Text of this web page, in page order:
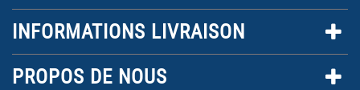
INFORMATIONS LIVRAISON
PROPOS DE NOUS